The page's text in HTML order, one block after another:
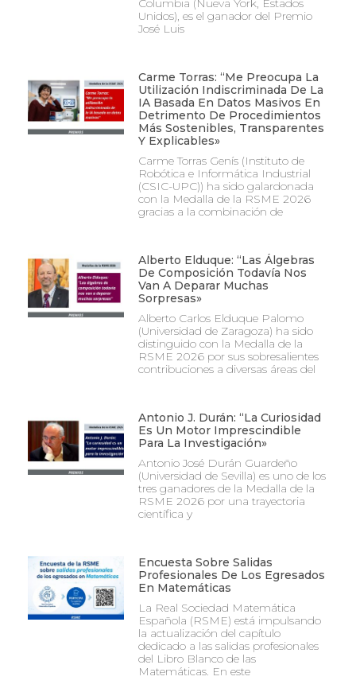
Columbia (Nueva York, Estados
Unidos), es el ganador del Premio
José Luis
Carme Torras: “Me Preocupa La
Utilización Indiscriminada De La
IA Basada En Datos Masivos En
Detrimento De Procedimientos
Más Sostenibles, Transparentes
Y Explicables»
Carme Torras Genís (Instituto de
Robótica e Informática Industrial
(CSIC-UPC)) ha sido galardonada
con la Medalla de la RSME 2026
gracias a la combinación de
Alberto Elduque: “Las Álgebras
De Composición Todavía Nos
Van A Deparar Muchas
Sorpresas»
Alberto Carlos Elduque Palomo
(Universidad de Zaragoza) ha sido
distinguido con la Medalla de la
RSME 2026 por sus sobresalientes
contribuciones a diversas áreas del
Antonio J. Durán: “La Curiosidad
Es Un Motor Imprescindible
Para La Investigación»
Antonio José Durán Guardeño
(Universidad de Sevilla) es uno de los
tres ganadores de la Medalla de la
RSME 2026 por una trayectoria
científica y
Encuesta Sobre Salidas
Profesionales De Los Egresados
En Matemáticas
La Real Sociedad Matemática
Española (RSME) está impulsando
la actualización del capítulo
dedicado a las salidas profesionales
del Libro Blanco de las
Matemáticas. En este